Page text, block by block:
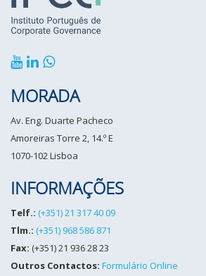
MORADA
Av. Eng. Duarte Pacheco
Amoreiras Torre 2, 14.º E
1070-102 Lisboa
INFORMAÇÕES
Telf.: (+351) 21 317 40 09
Tlm.: (+351) 968 586 871
Fax: (+351) 21 936 28 23
Outros Contactos: Formulário Online